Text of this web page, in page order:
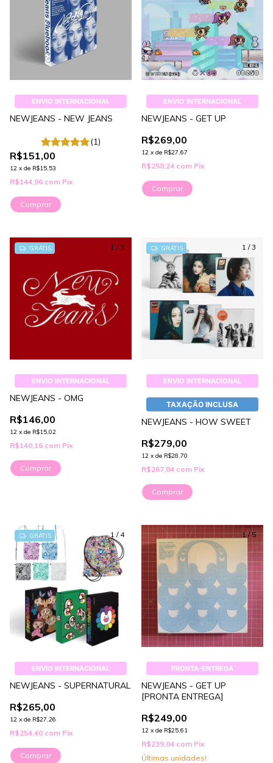
ENVIO INTERNACIONAL
NEWJEANS - NEW JEANS
(1)
R$151,00
12 x de R$15,53
R$144,96 com Pix
Comprar
ENVIO INTERNACIONAL
NEWJEANS - GET UP
R$269,00
12 x de R$27,67
R$258,24 com Pix
Comprar
1 /3
GRÁTIS
ENVIO INTERNACIONAL
NEWJEANS - OMG
R$146,00
12 x de R$15,02
R$140,16 com Pix
Comprar
1 /3
GRÁTIS
ENVIO INTERNACIONAL
TAXAÇÃO INCLUSA
NEWJEANS - HOW SWEET
R$279,00
12 x de R$28,70
R$267,84 com Pix
Comprar
1 / 4
GRÁTIS
ENVIO INTERNACIONAL
NEWJEANS - SUPERNATURAL
R$265,00
12 x de R$27,26
R$254,40 com Pix
Comprar
1/5
PRONTA-ENTREGA
NEWJEANS - GET UP
[PRONTA ENTREGA]
R$249,00
12 x de R$25,61
R$239,04 com Pix
Últimas unidades!